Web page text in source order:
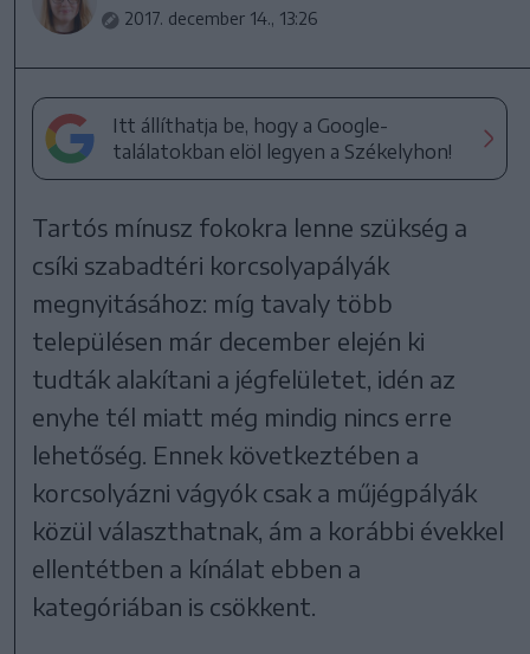
2017. december 14., 13:26
Itt állíthatja be, hogy a Google-
találatokban elöl legyen a Székelyhon!
Tartós mínusz fokokra lenne szükség a
csíki szabadtéri korcsolyapályák
megnyitásához: míg tavaly több
településen már december elején ki
tudták alakítani a jégfelületet, idén az
enyhe tél miatt még mindig nincs erre
lehetőség. Ennek következtében a
korcsolyázni vágyók csak a műjégpályák
közül választhatnak, ám a korábbi évekkel
ellentétben a kínálat ebben a
kategóriában is csökkent.